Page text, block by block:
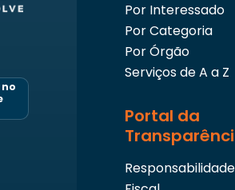
Por Interessado
Por Categoria
Por Órgão
Serviços de A a Z
Portal da
Responsabilidade